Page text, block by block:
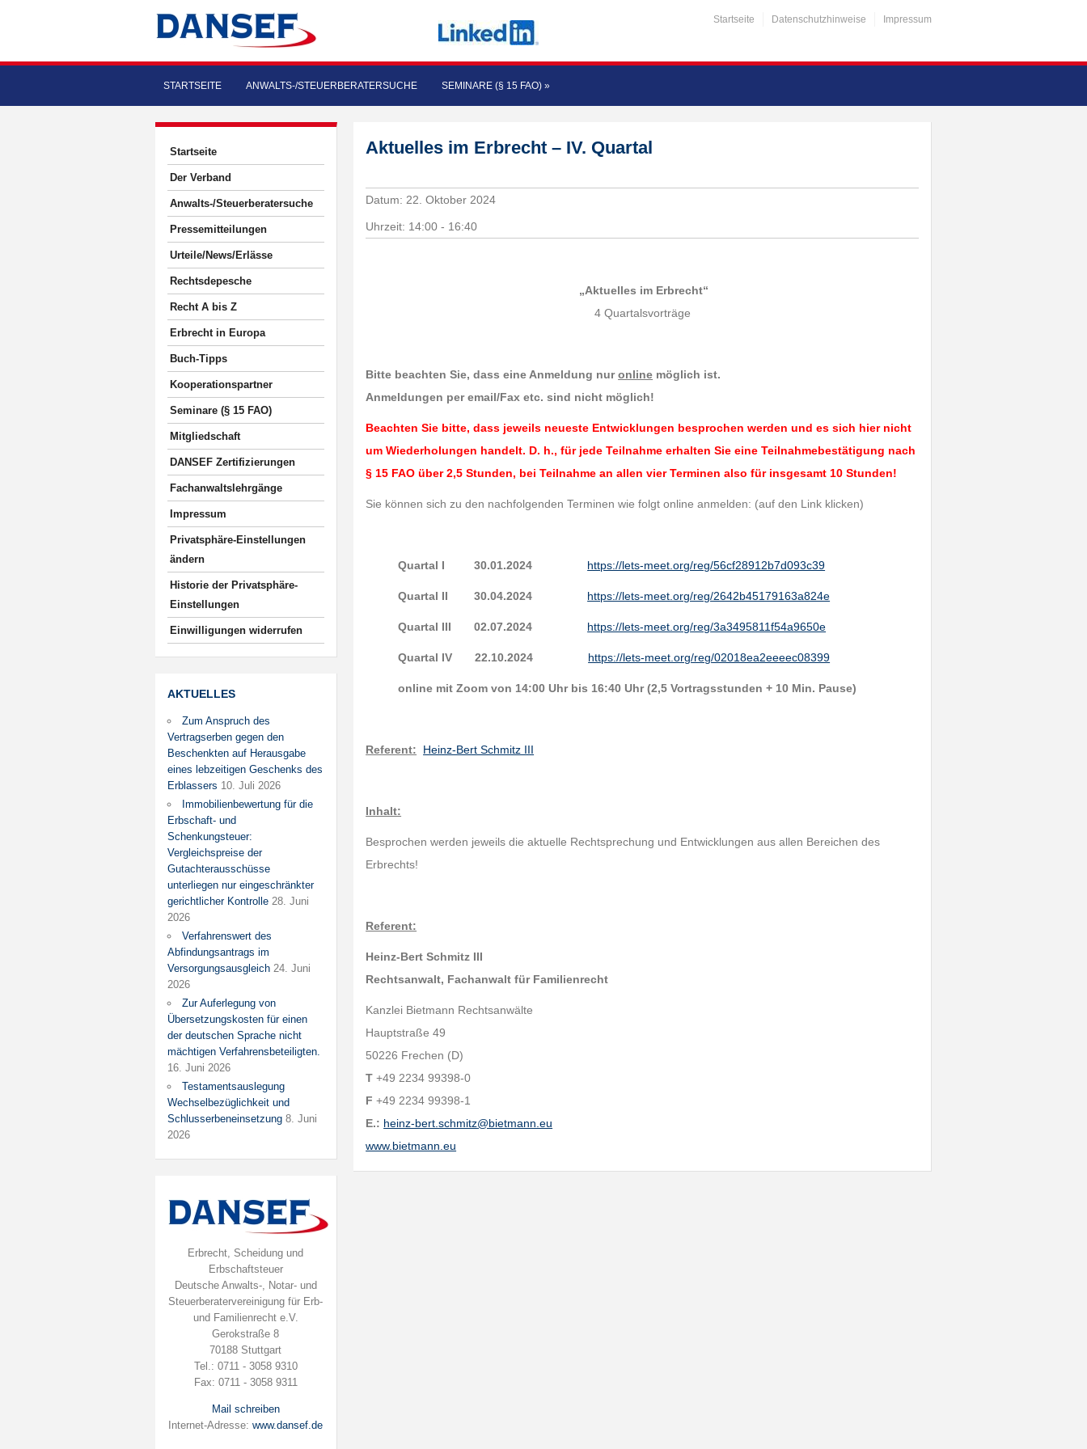
Startseite Datenschutzhinweise Impressum
STARTSEITE ANWALTS-/STEUERBERATERSUCHE SEMINARE (§ 15 FAO) »
Startseite
Der Verband
Anwalts-/Steuerberatersuche
Pressemitteilungen
Urteile/News/Erlässe
Rechtsdepesche
Recht A bis Z
Erbrecht in Europa
Buch-Tipps
Kooperationspartner
Seminare (§ 15 FAO)
Mitgliedschaft
DANSEF Zertifizierungen
Fachanwaltslehrgänge
Impressum
Privatsphäre-Einstellungen
ändern
Historie der Privatsphäre-
Einstellungen
Einwilligungen widerrufen
AKTUELLES
Zum Anspruch des
Vertragserben gegen den
Beschenkten auf Herausgabe
eines lebzeitigen Geschenks des
Erblassers 10. Juli 2026
Immobilienbewertung für die
Erbschaft- und
Schenkungsteuer:
Vergleichspreise der
Gutachterausschüsse
unterliegen nur eingeschränkter
gerichtlicher Kontrolle 28. Juni
2026
Verfahrenswert des
Abfindungsantrags im
Versorgungsausgleich 24. Juni
2026
Zur Auferlegung von
Übersetzungskosten für einen
der deutschen Sprache nicht
mächtigen Verfahrensbeteiligten.
16. Juni 2026
Testamentsauslegung
Wechselbezüglichkeit und
Schlusserbeneinsetzung 8. Juni
2026
Erbrecht, Scheidung und
Erbschaftsteuer
Deutsche Anwalts-, Notar- und
Steuerberatervereinigung für Erb-
und Familienrecht e.V.
Gerokstraße 8
70188 Stuttgart
Tel.: 0711 - 3058 9310
Fax: 0711 - 3058 9311
Mail schreiben
Internet-Adresse:www.dansef.de
Aktuelles im Erbrecht – IV. Quartal
Datum: 22. Oktober 2024
Uhrzeit: 14:00 - 16:40
„Aktuelles im Erbrecht“
4 Quartalsvorträge
Bitte beachten Sie, dass eine Anmeldung nuronline möglich ist.
Anmeldungen per email/Fax etc. sind nicht möglich!
Beachten Sie bitte, dass jeweils neueste Entwicklungen besprochen werden und es sich hier nicht
um Wiederholungen handelt. D. h., für jede Teilnahme erhalten Sie eine Teilnahmebestätigung nach
§ 15 FAO über 2,5 Stunden, bei Teilnahme an allen vier Terminen also für insgesamt 10 Stunden!
Sie können sich zu den nachfolgenden Terminen wie folgt online anmelden: (auf den Link klicken)
Quartal I 30.01.2024 https://lets-meet.org/reg/56cf28912b7d093c39
Quartal II 30.04.2024 https://lets-meet.org/reg/2642b45179163a824e
Quartal III 02.07.2024 https://lets-meet.org/reg/3a3495811f54a9650e
Quartal IV 22.10.2024 https://lets-meet.org/reg/02018ea2eeeec08399
online mit Zoom von 14:00 Uhr bis 16:40 Uhr (2,5 Vortragsstunden + 10 Min. Pause)
Referent: Heinz-Bert Schmitz III
Inhalt:
Besprochen werden jeweils die aktuelle Rechtsprechung und Entwicklungen aus allen Bereichen des
Erbrechts!
Referent:
Heinz-Bert Schmitz III
Rechtsanwalt, Fachanwalt für Familienrecht
Kanzlei Bietmann Rechtsanwälte
Hauptstraße 49
50226 Frechen (D)
T +49 2234 99398-0
F +49 2234 99398-1
E.: heinz-bert.schmitz@bietmann.eu
www.bietmann.eu